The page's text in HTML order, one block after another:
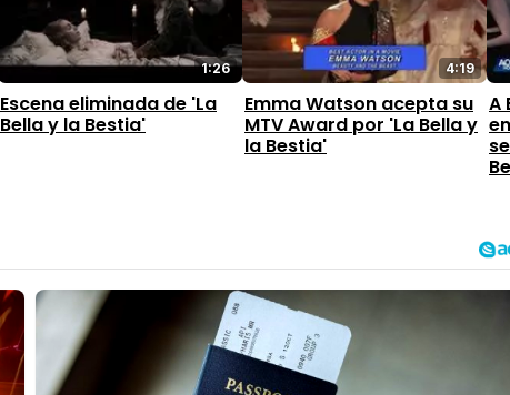
1:26
Escena eliminada de 'La
Bella y la Bestia'
4:19
Emma Watson acepta su
MTV Award por 'La Bella y
la Bestia'
A